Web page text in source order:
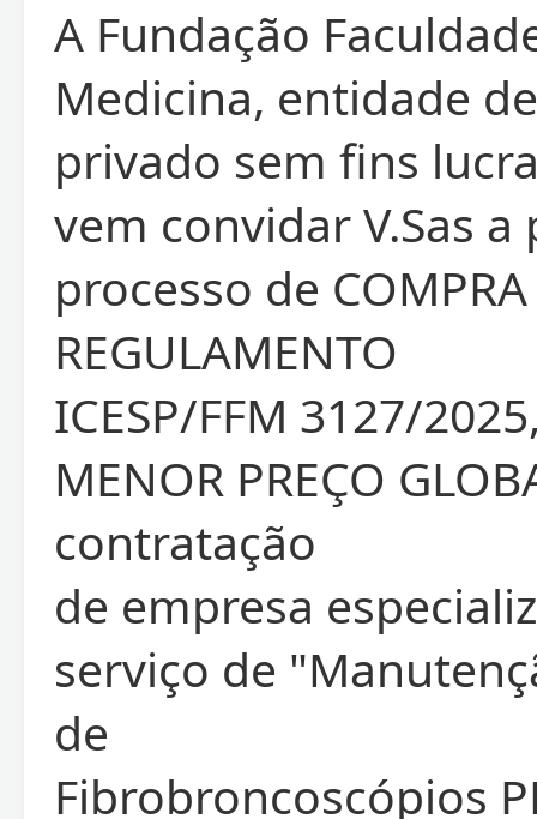
A Fundação
Medicina, entidade
privado sem fins
vem convidar V.Sas
processo de COMPRA
REGULAMENTO
ICESP/FFM 3127/
MENOR PREÇO
contratação
de empresa
serviço de
de
Fibrobroncoscópios